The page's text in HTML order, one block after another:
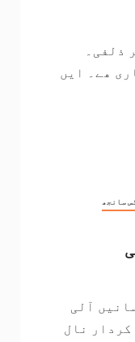
ذلفی۔
ھے۔ ایں
سانجھ
آلی
نال